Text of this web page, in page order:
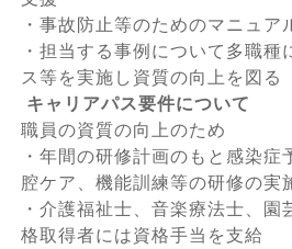
・事故防止等のためのマニュア
・担当する事例について多職
ス等を実施し資質の向上を図る
キャリアパス要件について
職員の資質の向上のため
・年間の研修計画のもと感染症
腔ケア、機能訓練等の研修の実
・介護福祉士、音楽療法士、
格取得者には資格手当を支給